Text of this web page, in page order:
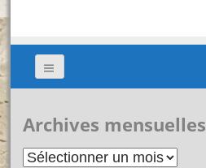
Archives mensuelles
Archives